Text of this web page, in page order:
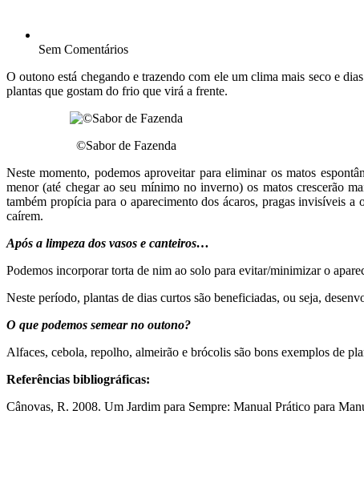
Sem Comentários
O outono está chegando e trazendo com ele um clima mais seco e
plantas que gostam do frio que virá a frente.
©Sabor de Fazenda
Neste momento, podemos aproveitar para eliminar os matos
menor (até chegar ao seu mínimo no inverno) os matos crescerão
também propícia para o aparecimento dos ácaros, pragas invisíveis
caírem.
Após a limpeza dos vasos e canteiros…
Podemos incorporar torta de nim ao solo para evitar/minimizar o
Neste período, plantas de dias curtos são beneficiadas, ou seja,
O que podemos semear no outono?
Alfaces, cebola, repolho, almeirão e brócolis são bons exemplos de
Referências bibliográficas:
Cânovas, R. 2008. Um Jardim para Sempre: Manual Prático para